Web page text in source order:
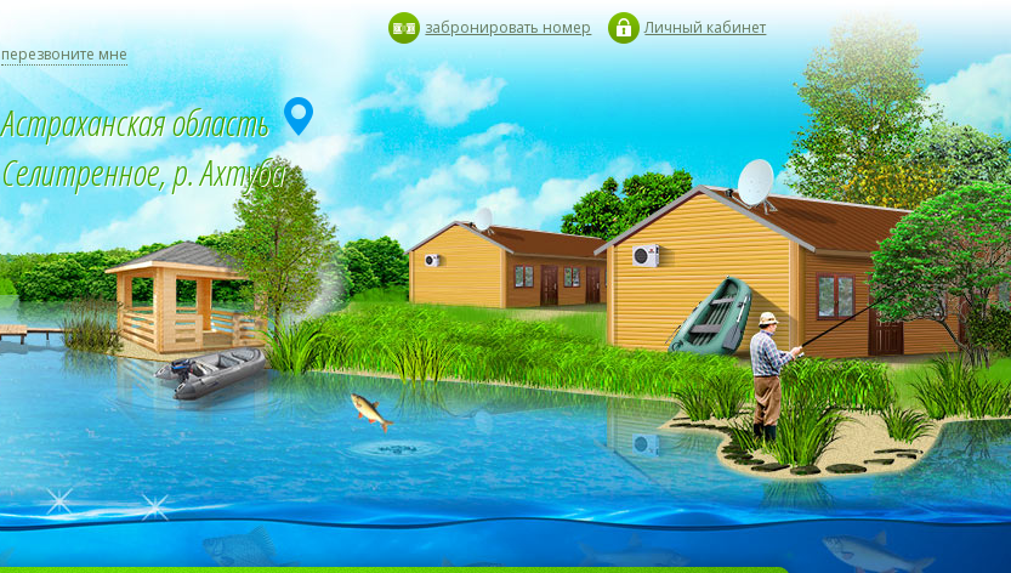
перезвоните мне
Астраханская область
Селитренное, р. Ахтуба
забронировать номер Личный кабинет